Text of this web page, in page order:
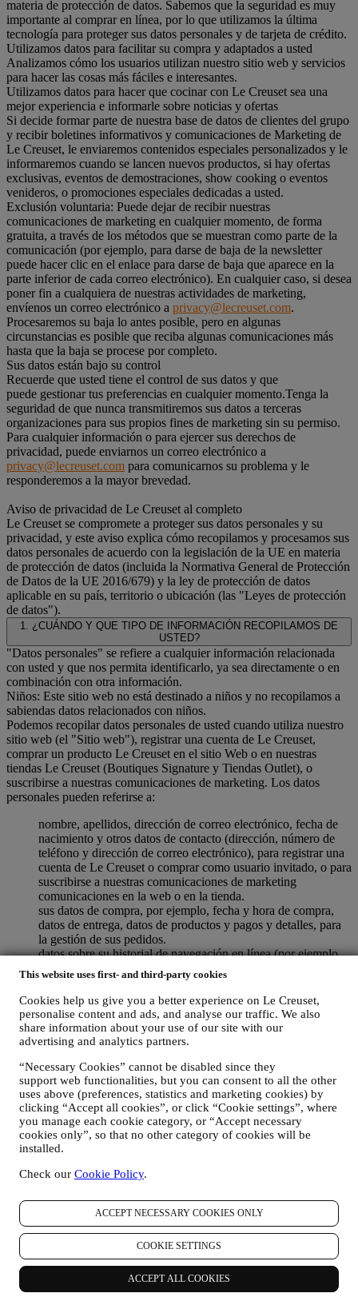
This website uses first- and third-party cookies
Cookies help us give you a better experience on Le Creuset,
personalise content and ads, and analyse our traffic. We also
share information about your use of our site with our
advertising and analytics partners.
“Necessary Cookies” cannot be disabled since they
support web functionalities, but you can consent to all the other
uses above (preferences, statistics and marketing cookies) by
clicking “Accept all cookies”, or click “Cookie settings”, where
you manage each cookie category, or “Accept necessary
cookies only”, so that no other category of cookies will be
installed.
Check our Cookie Policy.
ACCEPT NECESSARY COOKIES ONLY
COOKIE SETTINGS
ACCEPT ALL COOKIES
materia de protección de datos. Sabemos que la seguridad es muy
importante al comprar en línea, por lo que utilizamos la última
tecnología para proteger sus datos personales y de tarjeta de crédito.
Utilizamos datos para facilitar su compra y adaptados a usted
Analizamos cómo los usuarios utilizan nuestro sitio web y servicios
para hacer las cosas más fáciles e interesantes.
Utilizamos datos para hacer que cocinar con Le Creuset sea una
mejor experiencia e informarle sobre noticias y ofertas
Si decide formar parte de nuestra base de datos de clientes del grupo
y recibir boletines informativos y comunicaciones de Marketing de
Le Creuset, le enviaremos contenidos especiales personalizados y le
informaremos cuando se lancen nuevos productos, si hay ofertas
exclusivas, eventos de demostraciones, show cooking o eventos
venideros, o promociones especiales dedicadas a usted.
Exclusión voluntaria: Puede dejar de recibir nuestras
comunicaciones de marketing en cualquier momento, de forma
gratuita, a través de los métodos que se muestran como parte de la
comunicación (por ejemplo, para darse de baja de la newsletter
puede hacer clic en el enlace para darse de baja que aparece en la
parte inferior de cada correo electrónico). En cualquier caso, si desea
poner fin a cualquiera de nuestras actividades de marketing,
envíenos un correo electrónico a privacy@lecreuset.com.
Procesaremos su baja lo antes posible, pero en algunas
circunstancias es posible que reciba algunas comunicaciones más
hasta que la baja se procese por completo.
Sus datos están bajo su control
Recuerde que usted tiene el control de sus datos y que
puede gestionar tus preferencias en cualquier momento.Tenga la
seguridad de que nunca transmitiremos sus datos a terceras
organizaciones para sus propios fines de marketing sin su permiso.
Para cualquier información o para ejercer sus derechos de
privacidad, puede enviarnos un correo electrónico a
privacy@lecreuset.com para comunicarnos su problema y le
responderemos a la mayor brevedad.
Aviso de privacidad de Le Creuset al completo
Le Creuset se compromete a proteger sus datos personales y su
privacidad, y este aviso explica cómo recopilamos y procesamos sus
datos personales de acuerdo con la legislación de la UE en materia
de protección de datos (incluida la Normativa General de Protección
de Datos de la UE 2016/679) y la ley de protección de datos
aplicable en su país, territorio o ubicación (las "Leyes de protección
de datos").
1. ¿CUÁNDO Y QUE TIPO DE INFORMACIÓN RECOPILAMOS DE
USTED?
"Datos personales" se refiere a cualquier información relacionada
con usted y que nos permita identificarlo, ya sea directamente o en
combinación con otra información.
Niños: Este sitio web no está destinado a niños y no recopilamos a
sabiendas datos relacionados con niños.
Podemos recopilar datos personales de usted cuando utiliza nuestro
sitio web (el "Sitio web"), registrar una cuenta de Le Creuset,
comprar un producto Le Creuset en el sitio Web o en nuestras
tiendas Le Creuset (Boutiques Signature y Tiendas Outlet), o
suscribirse a nuestras comunicaciones de marketing. Los datos
personales pueden referirse a:
nombre, apellidos, dirección de correo electrónico, fecha de
nacimiento y otros datos de contacto (dirección, número de
teléfono y dirección de correo electrónico), para registrar una
cuenta de Le Creuset o comprar como usuario invitado, o para
suscribirse a nuestras comunicaciones de marketing
comunicaciones en la web o en la tienda.
sus datos de compra, por ejemplo, fecha y hora de compra,
datos de entrega, datos de productos y pagos y detalles, para
la gestión de sus pedidos.
datos sobre su historial de navegación en línea (por ejemplo,
identificadores en línea - como su dirección IP, versión del
navegador, sistema operativo, duración de la visita, usuario
que regresa, origen geográfico), recopilados durante sus
visitas al Sitio Web (ya sea que sea usuario registrado o no),
mediante el uso de registros y/o tecnologías de seguimiento
como "cookies" y otras tecnologías similares (incluidos los
mejorar nuestros servicios y anuncios, o para nuestro análisis
estadístico - en la mayoría de los casos no podremos
identificarlo a través de esta información técnica. Para obtener
información sobre la recopilación de datos a través de
cookies, consulte nuestra Política de Cookiesaquí).
sus comentarios, solicitudes, quejas, preguntas o interacciones
con nosotros (por ejemplo, sus mensajes, chats, publicaciones
en redes sociales, correos electrónicos o llamadas telefónicas).
web o proporciona información de identificación personal, están
muy protegidos y tiene los derechos de privacidad que se explican
en el párrafo 8) a continuación.
2. ¿QUIEN RECOPILA SU INFORMACION?
El responsable del tratamiento de datos de los servicios de comercio
electrónico ofrecidos a través del Sitio Web es Le Creuset SL con